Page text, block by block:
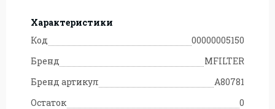
Характеристики
Код
00000005150
Бренд
MFILTER
Бренд артикул
A80781
Остаток
0